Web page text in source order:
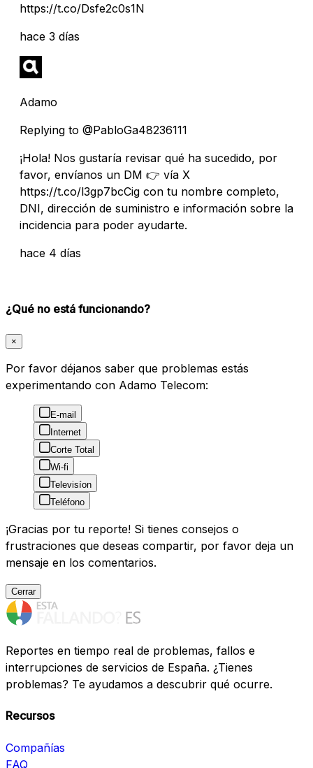
https://t.co/Dsfe2c0s1N
hace 3 días
Adamo
Replying to @PabloGa48236111
¡Hola! Nos gustaría revisar qué ha sucedido, por
favor, envíanos un DM 👉 vía X
https://t.co/l3gp7bcCig con tu nombre completo,
DNI, dirección de suministro e información sobre la
incidencia para poder ayudarte.
hace 4 días
¿Qué no está funcionando?
×
Por favor déjanos saber que problemas estás
experimentando con Adamo Telecom:
E-mail
Internet
Corte Total
Wi-fi
Televisíon
Teléfono
¡Gracias por tu reporte! Si tienes consejos o
frustraciones que deseas compartir, por favor deja un
mensaje en los comentarios.
Cerrar
Reportes en tiempo real de problemas, fallos e
interrupciones de servicios de España. ¿Tienes
problemas? Te ayudamos a descubrir qué ocurre.
Recursos
Compañías
FAQ